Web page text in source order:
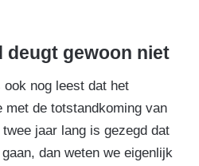
deugt gewoon niet
nog leest dat het
met de totstandkoming van
jaar lang is gezegd dat
dan weten we eigenlijk